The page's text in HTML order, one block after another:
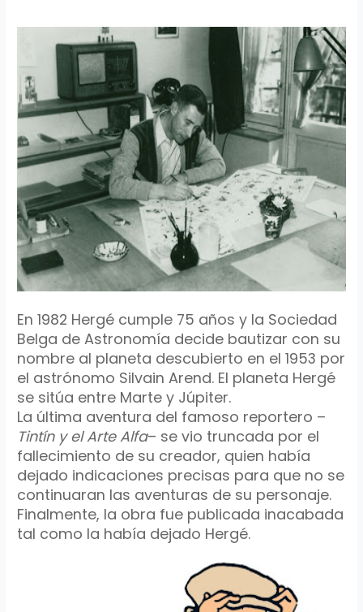
En 1982 Hergé cumple 75 años y la Sociedad
Belga de Astronomía decide bautizar con su
nombre al planeta descubierto en el 1953 por
el astrónomo Silvain Arend. El planeta Hergé
se sitúa entre Marte y Júpiter.
La última aventura del famoso reportero –
Tintíny el Arte Alfa– se vio truncada por el
fallecimiento de su creador, quien había
dejado indicaciones precisas para que no se
continuaran las aventuras de su personaje.
Finalmente, la obra fue publicada inacabada
tal como la había dejado Hergé.